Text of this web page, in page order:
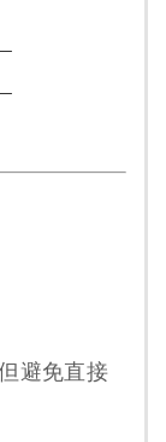
避免直接